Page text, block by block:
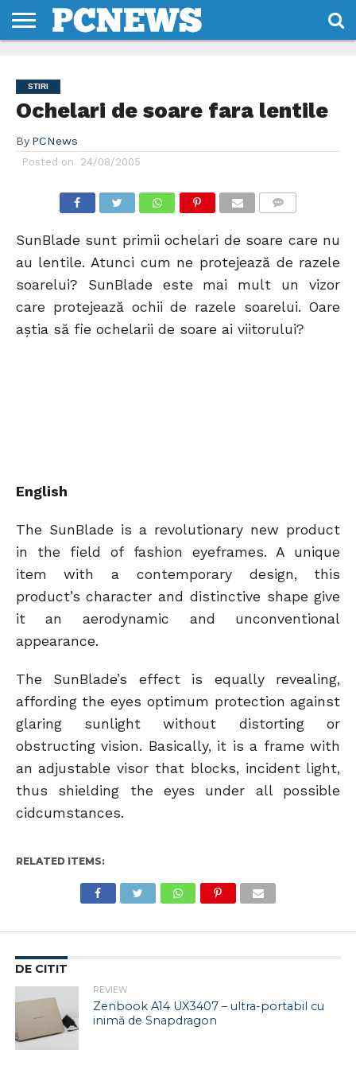
NOI
SI
CONDITII
STIRI
Ochelari de soare fara lentile
By PCNews
Posted on 24/08/2005
SunBlade sunt primii ochelari de soare care nu
au lentile. Atunci cum ne protejează de razele
soarelui? SunBlade este mai mult un vizor
care protejează ochii de razele soarelui. Oare
aştia să fie ochelarii de soare ai viitorului?
English
The SunBlade is a revolutionary new product
in the field of fashion eyeframes. A unique
item with a contemporary design, this
product’s character and distinctive shape give
it an aerodynamic and unconventional
appearance.
The SunBlade’s effect is equally revealing,
affording the eyes optimum protection against
glaring sunlight without distorting or
obstructing vision. Basically, it is a frame with
an adjustable visor that blocks, incident light,
thus shielding the eyes under all possible
cidcumstances.
RELATED ITEMS:
DE CITIT
REVIEW
Zenbook A14 UX3407 – ultra-portabil cu
inimă de Snapdragon